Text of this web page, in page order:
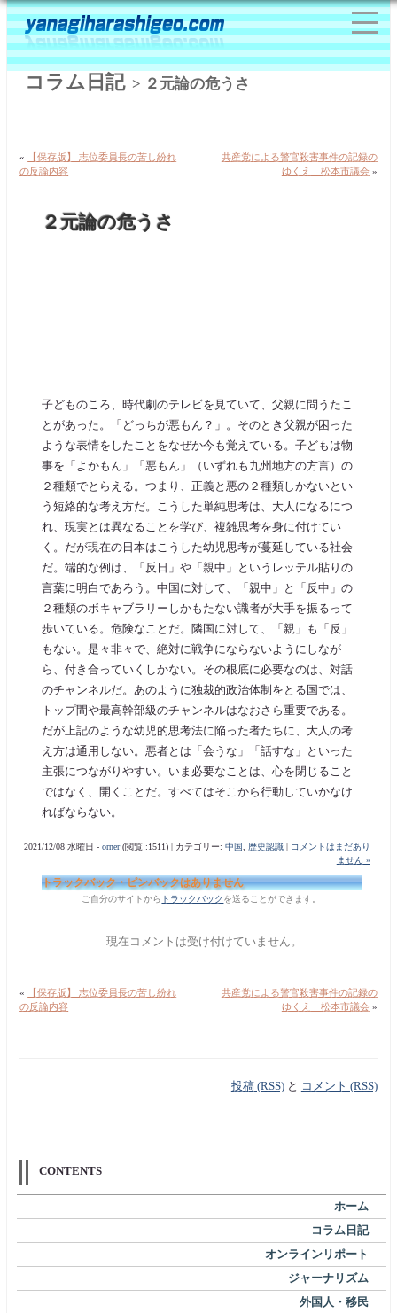
コラム日記> ２元論の危うさ
«
【保存版】 志位委員長の苦し紛れ
の反論内容
共産党による警官殺害事件の記録の
ゆくえ 松本市議会»
２元論の危うさ
子どものころ、時代劇のテレビを見ていて、父親に問うたこ
とがあった。「どっちが悪もん？」。そのとき父親が困った
ような表情をしたことをなぜか今も覚えている。子どもは物
事を「よかもん」「悪もん」（いずれも九州地方の方言）の
２種類でとらえる。つまり、正義と悪の２種類しかないとい
う短絡的な考え方だ。こうした単純思考は、大人になるにつ
れ、現実とは異なることを学び、複雑思考を身に付けてい
く。だが現在の日本はこうした幼児思考が蔓延している社会
だ。端的な例は、「反日」や「親中」というレッテル貼りの
言葉に明白であろう。中国に対して、「親中」と「反中」の
２種類のボキャブラリーしかもたない識者が大手を振るって
歩いている。危険なことだ。隣国に対して、「親」も「反」
もない。是々非々で、絶対に戦争にならないようにしなが
ら、付き合っていくしかない。その根底に必要なのは、対話
のチャンネルだ。あのように独裁的政治体制をとる国では、
トップ間や最高幹部級のチャンネルはなおさら重要である。
だが上記のような幼児的思考法に陥った者たちに、大人の考
え方は通用しない。悪者とは「会うな」「話すな」といった
主張につながりやすい。いま必要なことは、心を閉じること
ではなく、開くことだ。すべてはそこから行動していかなけ
ればならない。
2021/12/08 水曜日 - orner(閲覧 :1511) | カテゴリー: 中国, 歴史認識|
コメントはまだあり
ません »
トラックバック・ピンバックはありません
ご自分のサイトから トラックバック を送ることができます。
現在コメントは受け付けていません。
«
【保存版】 志位委員長の苦し紛れ
の反論内容
共産党による警官殺害事件の記録の
ゆくえ 松本市議会»
投稿 (RSS)と コメント (RSS)
CONTENTS
ホーム
コラム日記
オンラインリポート
ジャーナリズム
外国人・移民